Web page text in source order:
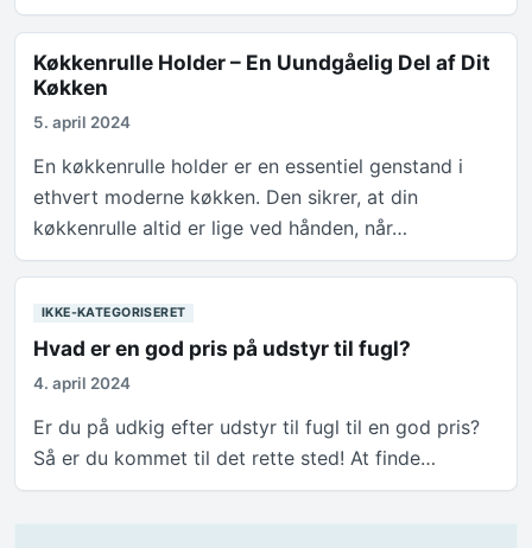
Køkkenrulle Holder – En Uundgåelig Del af Dit
Køkken
5. april 2024
En køkkenrulle holder er en essentiel genstand i
ethvert moderne køkken. Den sikrer, at din
køkkenrulle altid er lige ved hånden, når…
IKKE-KATEGORISERET
Hvad er en god pris på udstyr til fugl?
4. april 2024
Er du på udkig efter udstyr til fugl til en god pris?
Så er du kommet til det rette sted! At finde…